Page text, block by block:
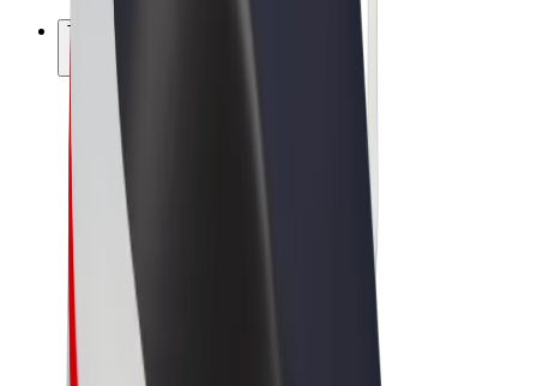
Termékek
Utazás
Rollerek
Bolt Market
Bolt Food
Bolt Drive
Bolt cégeknek
E-kerékpárok
Bolt Plus